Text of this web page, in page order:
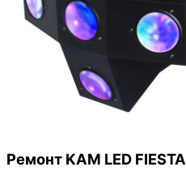
Ремонт KAM LED FIESTA